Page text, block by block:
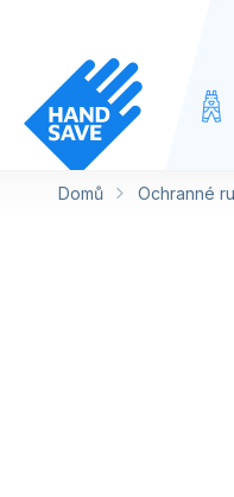
Domů Ochranné